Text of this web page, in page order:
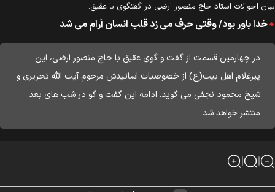
احوالات استاد حاج منصور ارضی در گفتگوی با عقیق:
خدا باور بود/ وقتی حرف می زد قلب انسان آرام می شد
در چهارمین قسمت از گفت و گوی عقیق با حاج منصور ارضی، این
پیرغلام اهل بیت(ع) از خصوصیات اساتیدش مرحوم آیت الله تحریری و
شیخ محمود نجفی می گوید. ادامه این گفت و گو در شب های بعد
منتشر خواهد شد